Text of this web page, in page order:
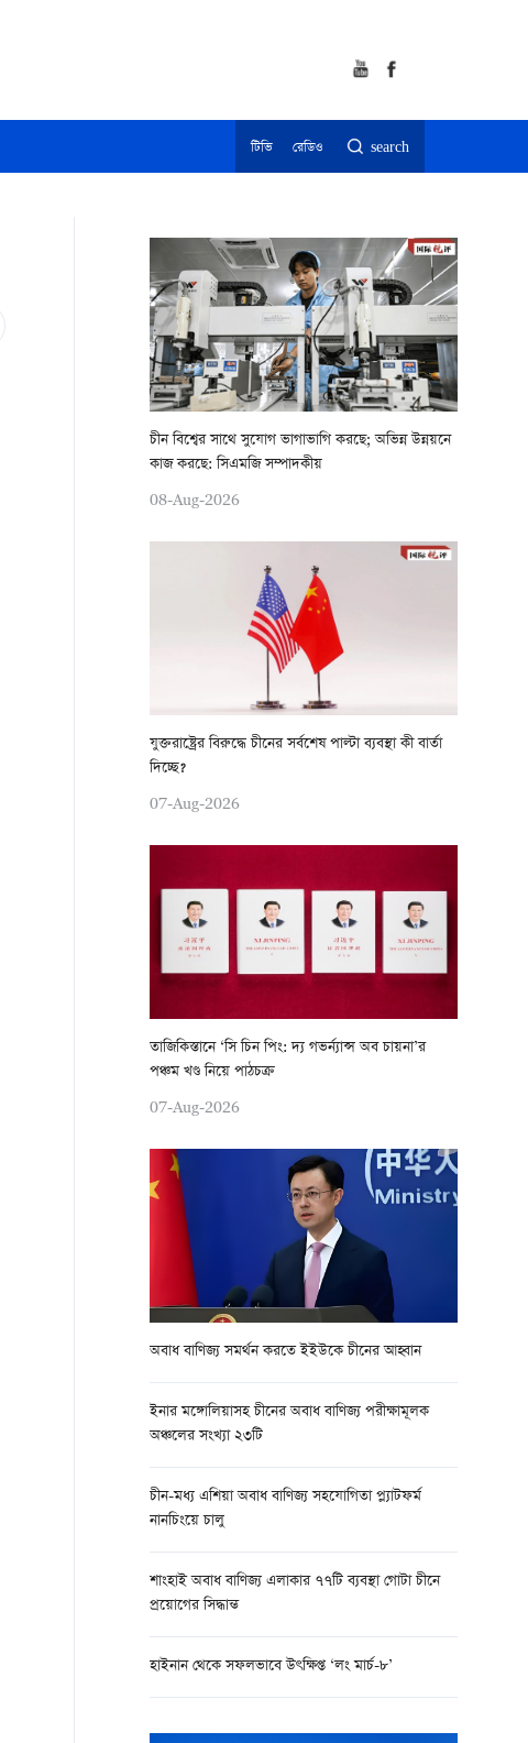
টিভি রেডিও search
চীন বিশ্বের সাথে সুযোগ ভাগাভাগি করছে; অভিন্ন উন্নয়নে
কাজ করছে: সিএমজি সম্পাদকীয়
08-Aug-2026
যুক্তরাষ্ট্রের বিরুদ্ধে চীনের সর্বশেষ পাল্টা ব্যবস্থা কী বার্তা
দিচ্ছে?
07-Aug-2026
তাজিকিস্তানে ‘সি চিন পিং: দ্য গভর্ন্যান্স অব চায়না’র
পঞ্চম খণ্ড নিয়ে পাঠচক্র
07-Aug-2026
অবাধ বাণিজ্য সমর্থন করতে ইইউকে চীনের আহ্বান
ইনার মঙ্গোলিয়াসহ চীনের অবাধ বাণিজ্য পরীক্ষামূলক
অঞ্চলের সংখ্যা ২৩টি
চীন-মধ্য এশিয়া অবাধ বাণিজ্য সহযোগিতা প্ল্যাটফর্ম
নানচিংয়ে চালু
শাংহাই অবাধ বাণিজ্য এলাকার ৭৭টি ব্যবস্থা গোটা চীনে
প্রয়োগের সিদ্ধান্ত
হাইনান থেকে সফলভাবে উৎক্ষিপ্ত ‘লং মার্চ-৮’